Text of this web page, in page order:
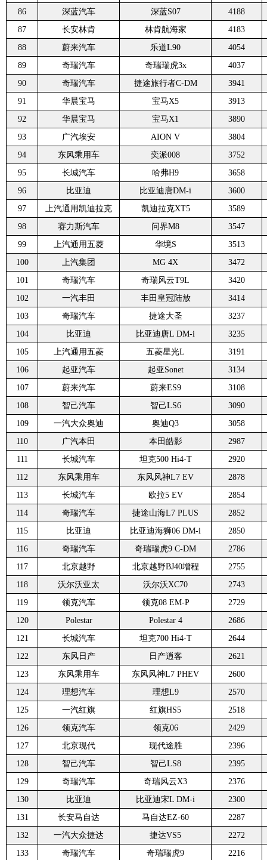
86 深蓝汽车 深蓝S07
4188
87
长安林肯 林肯航海家
4183
88
蔚来汽车 乐道L90
4054
89
奇瑞汽车 奇瑞瑞虎3x
4037
90
奇瑞汽车 捷途旅行者C-DM
3941
91
华晨宝马 宝马X5
3913
92
华晨宝马 宝马X1
3890
93
广汽埃安 AION V
3804
94
东风乘用车 奕派008
3752
95
长城汽车 哈弗H9
3658
96
比亚迪 比亚迪唐DM-i
3600
97
上汽通用凯迪拉克 凯迪拉克XT5
3589
98
赛力斯汽车 问界M8
3547
99
上汽通用五菱 华境S
3513
100
上汽集团 MG 4X
3472
101
奇瑞汽车 奇瑞风云T9L
3420
102
一汽丰田 丰田皇冠陆放
3414
103
奇瑞汽车 捷途大圣
3237
104
比亚迪 比亚迪唐L DM-i
3235
105
上汽通用五菱 五菱星光L
3191
106
起亚汽车 起亚Sonet
3134
107
蔚来汽车 蔚来ES9
3108
108
智己汽车 智己LS6
3090
109
一汽大众奥迪 奥迪Q3
3058
110
广汽本田 本田皓影
2987
111
长城汽车 坦克500 Hi4-T
2920
112
东风乘用车 东风风神L7 EV
2878
113
长城汽车 欧拉5 EV
2854
114
奇瑞汽车 捷途山海L7 PLUS
2852
115
比亚迪 比亚迪海狮06 DM-i
2850
116
奇瑞汽车 奇瑞瑞虎9 C-DM
2786
117
北京越野 北京越野BJ40增程
2755
118
沃尔沃亚太 沃尔沃XC70
2743
119
领克汽车 领克08 EM-P
2729
120
Polestar Polestar 4
2686
121
长城汽车 坦克700 Hi4-T
2644
122
东风日产 日产逍客
2621
123
东风乘用车 东风风神L7 PHEV
2600
124
理想汽车 理想L9
2570
125
一汽红旗 红旗HS5
2518
126
领克汽车 领克06
2429
127
北京现代 现代途胜
2396
128
智己汽车 智己LS8
2395
129
奇瑞汽车 奇瑞风云X3
2376
130
比亚迪 比亚迪宋L DM-i
2300
131
长安马自达 马自达EZ-60
2287
132
一汽大众捷达 捷达VS5
2272
133
奇瑞汽车 奇瑞瑞虎9
2216